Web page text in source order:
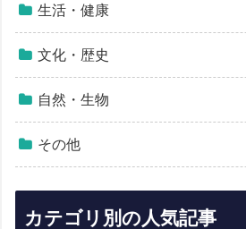
生活・健康
文化・歴史
自然・生物
その他
カテゴリ別の人気記事